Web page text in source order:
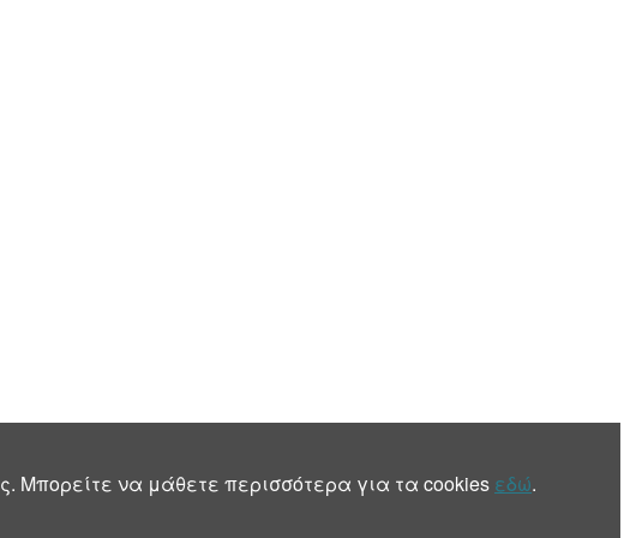
Μπορείτε να μάθετε περισσότερα για τα cookies εδώ.